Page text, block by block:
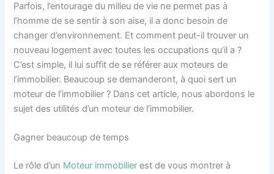
Parfois, l’entourage du milieu de vie ne permet pas à
l’homme de se sentir à son aise, il a donc besoin de
changer d’environnement. Et comment peut-il trouver un
nouveau logement avec toutes les occupations qu’il a ?
C’est simple, il lui suffit de se référer aux moteurs de
l’immobilier. Beaucoup se demanderont, à quoi sert un
moteur de l’immobilier ? Dans cet article, nous abordons le
sujet des utilités d’un moteur de l’immobilier.
Gagner beaucoup de temps
Le rôle d’un Moteur immobilier est de vous montrer à